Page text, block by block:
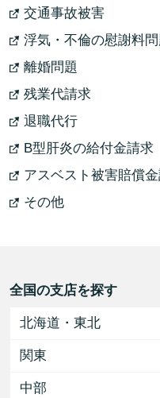
交通事故被害
浮気・不倫の慰謝料問
離婚問題
残業代請求
退職代行
B型肝炎の給付金請求
アスベスト被害賠償
その他
全国の支店を探す
北海道・東北
関東
中部